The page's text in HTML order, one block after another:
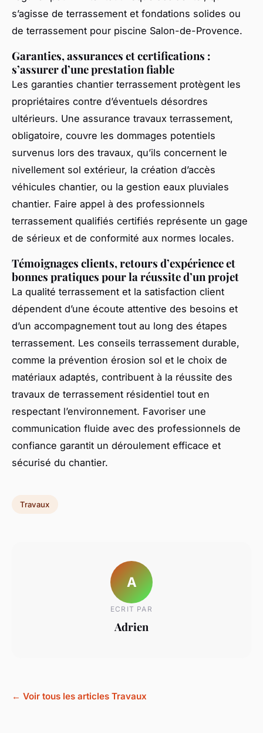
s’agisse de terrassement et fondations solides ou
de terrassement pour piscine Salon-de-Provence.
Garanties, assurances et certifications :
s’assurer d’une prestation fiable
Les garanties chantier terrassement protègent les
propriétaires contre d’éventuels désordres
ultérieurs. Une assurance travaux terrassement,
obligatoire, couvre les dommages potentiels
survenus lors des travaux, qu’ils concernent le
nivellement sol extérieur, la création d’accès
véhicules chantier, ou la gestion eaux pluviales
chantier. Faire appel à des professionnels
terrassement qualifiés certifiés représente un gage
de sérieux et de conformité aux normes locales.
Témoignages clients, retours d’expérience et
bonnes pratiques pour la réussite d’un projet
La qualité terrassement et la satisfaction client
dépendent d’une écoute attentive des besoins et
d’un accompagnement tout au long des étapes
terrassement. Les conseils terrassement durable,
comme la prévention érosion sol et le choix de
matériaux adaptés, contribuent à la réussite des
travaux de terrassement résidentiel tout en
respectant l’environnement. Favoriser une
communication fluide avec des professionnels de
confiance garantit un déroulement efficace et
sécurisé du chantier.
Travaux
A
ECRIT PAR
Adrien
← Voir tous les articles Travaux